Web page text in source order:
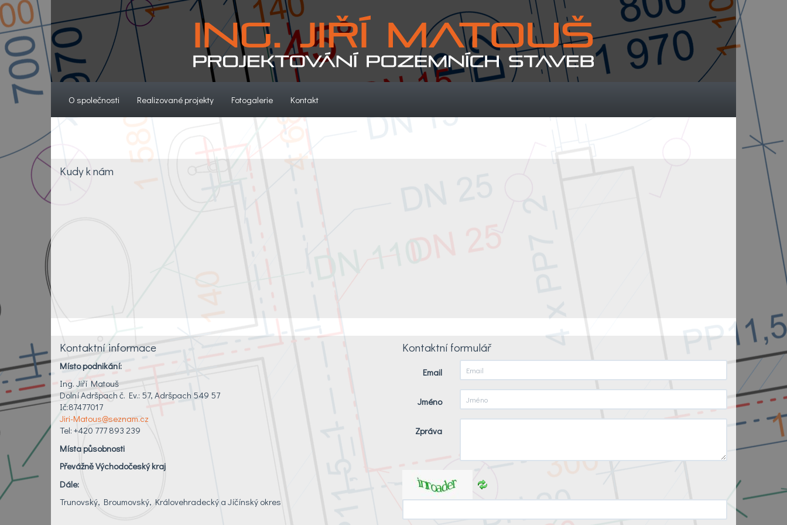
O společnosti (current)Realizované projekty(current)Fotogalerie(current)Kontakt(current)
Kudy k nám
Kontaktní informace
Místo podnikání:
Ing. Jiří Matouš
Dolní Adršpach č. Ev.: 57, Adršpach 549 57
Ič:87477017
Jiri-Matous@seznam.cz
Tel: +420 777 893 239
Místa působnosti
Převážně Východočeský kraj
Dále:
Trunovský, Broumovský, Královehradecký a Jíčínský okres
Kontaktní formulář
Email
Jméno
Zpráva